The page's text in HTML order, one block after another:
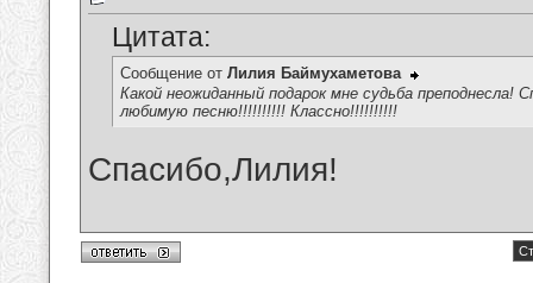
Цитата:
Сообщение от Лилия Баймухаметова
Какой неожиданный подарок мне судьба
любимую песню!!!!!!!!!! Классно!!!!!!!!!!
Спасибо,Лилия!